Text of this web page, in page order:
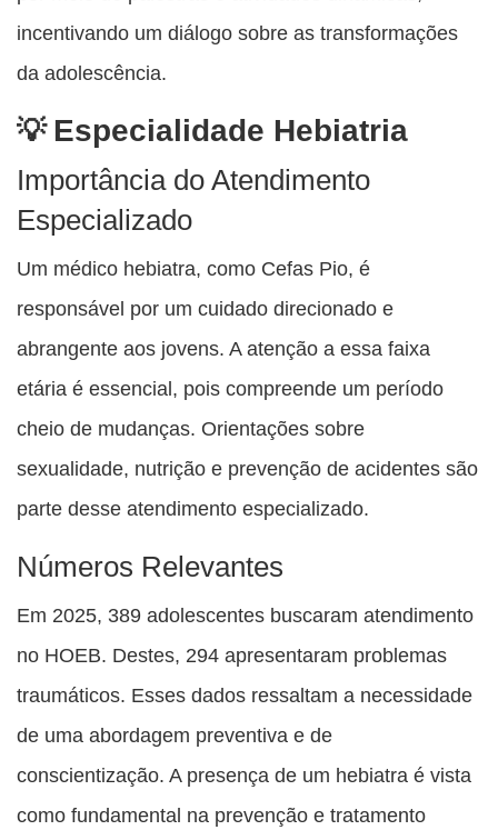
incentivando um diálogo sobre as transformações
da adolescência.
Especialidade Hebiatria
Importância do Atendimento
Especializado
Um médico hebiatra, como Cefas Pio, é
responsável por um cuidado direcionado e
abrangente aos jovens. A atenção a essa faixa
etária é essencial, pois compreende um período
cheio de mudanças. Orientações sobre
sexualidade, nutrição e prevenção de acidentes são
parte desse atendimento especializado.
Números Relevantes
Em 2025, 389 adolescentes buscaram atendimento
no HOEB. Destes, 294 apresentaram problemas
traumáticos. Esses dados ressaltam a necessidade
de uma abordagem preventiva e de
conscientização. A presença de um hebiatra é vista
como fundamental na prevenção e tratamento